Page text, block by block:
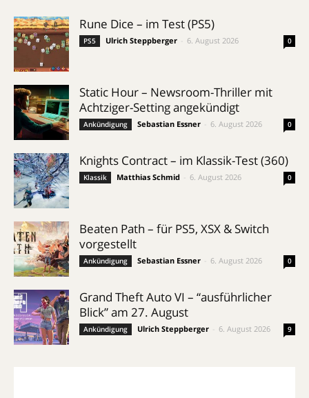
Rune Dice – im Test (PS5)
PS5 Ulrich Steppberger 6. August 2026 0
Static Hour – Newsroom-Thriller mit
Achtziger-Setting angekündigt
Ankündigung Sebastian Essner 6. August 2026 0
Knights Contract – im Klassik-Test (360)
Klassik Matthias Schmid 6. August 2026 0
Beaten Path – für PS5, XSX & Switch
vorgestellt
Ankündigung Sebastian Essner 6. August 2026 0
Grand Theft Auto VI – “ausführlicher
Blick” am 27. August
Ankündigung Ulrich Steppberger 6. August 2026 9